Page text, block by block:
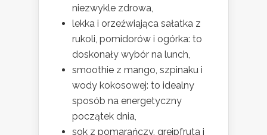
niezwykle zdrowa,
lekka i orzeźwiająca sałatka z
rukoli, pomidorów i ogórka: to
doskonały wybór na lunch,
smoothie z mango, szpinaku i
wody kokosowej: to idealny
sposób na energetyczny
początek dnia,
sok z pomarańczy, grejpfruta i